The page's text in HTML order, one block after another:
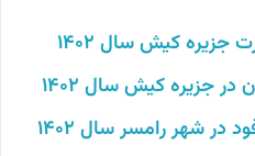
جزیره کیشسال 1402
جزیره کیش سال 1402
شهر رامسر سال 1402